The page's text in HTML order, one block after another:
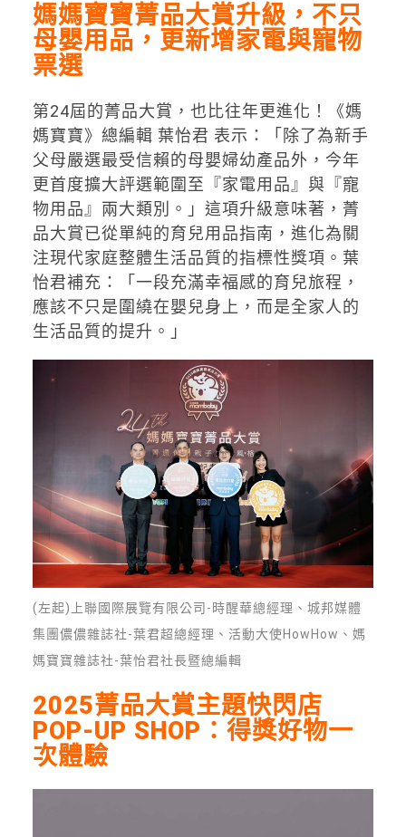
媽媽寶寶菁品大賞升級，不只
母嬰用品，更新增家電與寵物
票選
第24屆的菁品大賞，也比往年更進化！
《媽
媽寶寶》總編輯 葉怡君 表示：「除了為新手
父母嚴選最受信賴的母嬰婦幼產品外，今年
更首度擴大評選範圍至『家電用品』與『寵
物用品』兩大類別。」這項升級意味著，菁
品大賞已從單純的育兒用品指南，進化為關
注現代家庭整體生活品質的指標性獎項。葉
怡君補充：「一段充滿幸福感的育兒旅程，
應該不只是圍繞在嬰兒身上，而是全家人的
生活品質的提升。」
(左起)上聯國際展覽有限公司-時醒華總經理、城邦媒體
集團儂儂雜誌社-葉君超總經理、活動大使HowHow、媽
媽寶寶雜誌社-葉怡君社長暨總編輯
2025菁品大賞主題快閃店
POP-UP SHOP：得獎好物一
次體驗